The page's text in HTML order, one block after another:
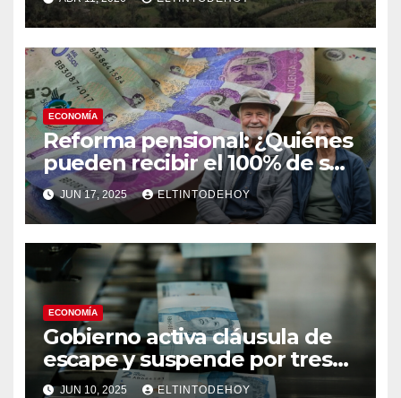
Ecuador
ECONOMÍA
Reforma pensional: ¿Quiénes
pueden recibir el 100% de su
pensión si retiran sus
aportes?
JUN 17, 2025 ELTINTODEHOY
ECONOMÍA
Gobierno activa cláusula de
escape y suspende por tres
años la regla fiscal
JUN 10, 2025 ELTINTODEHOY